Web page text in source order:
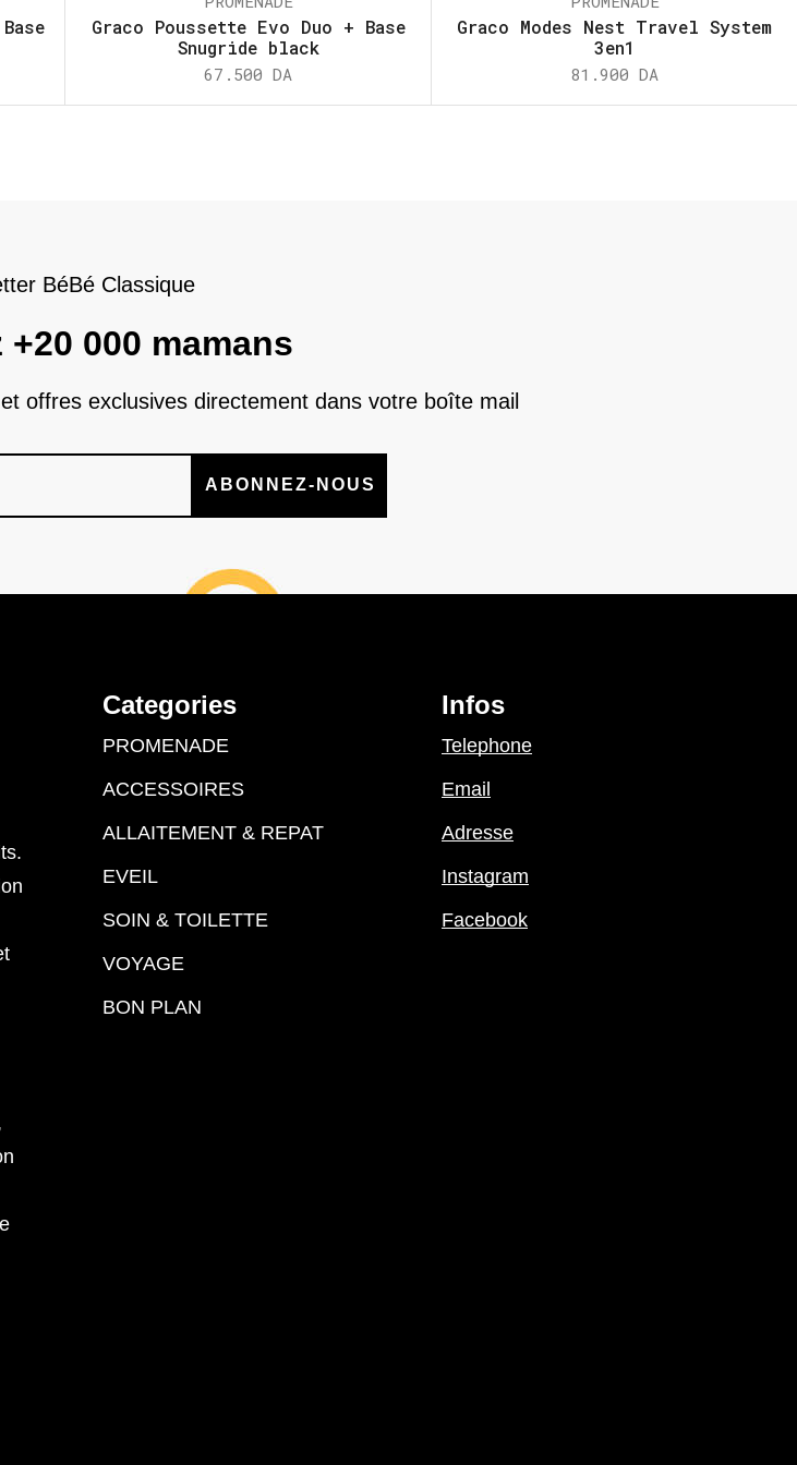
Graco Poussette Evo Duo + Base
Snugride black
67.500 DA
Graco Modes Nest Travel System
3en1
81.900 DA
BéBé Classique
000 mamans
offres exclusives directement dans votre boîte mail
ABONNEZ-NOUS
Categories
PROMENADE
ACCESSOIRES
ALLAITEMENT & REPAT
EVEIL
SOIN & TOILETTE
VOYAGE
BON PLAN
Infos
Telephone
Email
Adresse
Instagram
Facebook